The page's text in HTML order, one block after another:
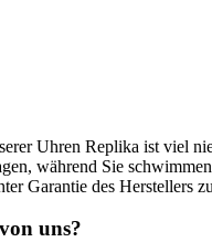
Uhren Replika ist viel
während Sie
Garantie des Herstellers
uns?